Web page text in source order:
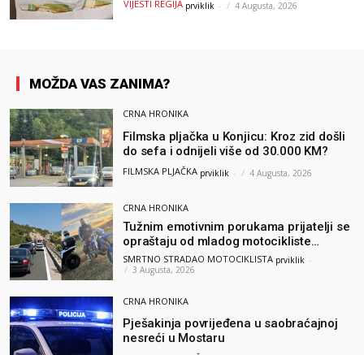
VIJESTI REGIJA prviklik - 4 Augusta, 2026
MOŽDA VAS ZANIMA?
CRNA HRONIKA
Filmska pljačka u Konjicu: Kroz zid došli
do sefa i odnijeli više od 30.000 KM?
FILMSKA PLJAČKA prviklik - 4 Augusta, 2026
CRNA HRONIKA
Tužnim emotivnim porukama prijatelji se
opraštaju od mladog motocikliste
Husnije Porča
SMRTNO STRADAO MOTOCIKLISTA prviklik -
3 Augusta, 2026
CRNA HRONIKA
Pješakinja povrijeđena u saobraćajnoj
nesreći u Mostaru